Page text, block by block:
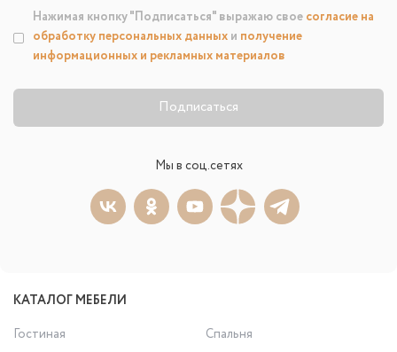
Подписаться
Нажимая кнопку "Подписаться" выражаю свое согласие на
обработку персональных данных и получение
информационных и рекламных материалов
Мы в соц.сетях
КАТАЛОГ МЕБЕЛИ
Гостиная
Спальня